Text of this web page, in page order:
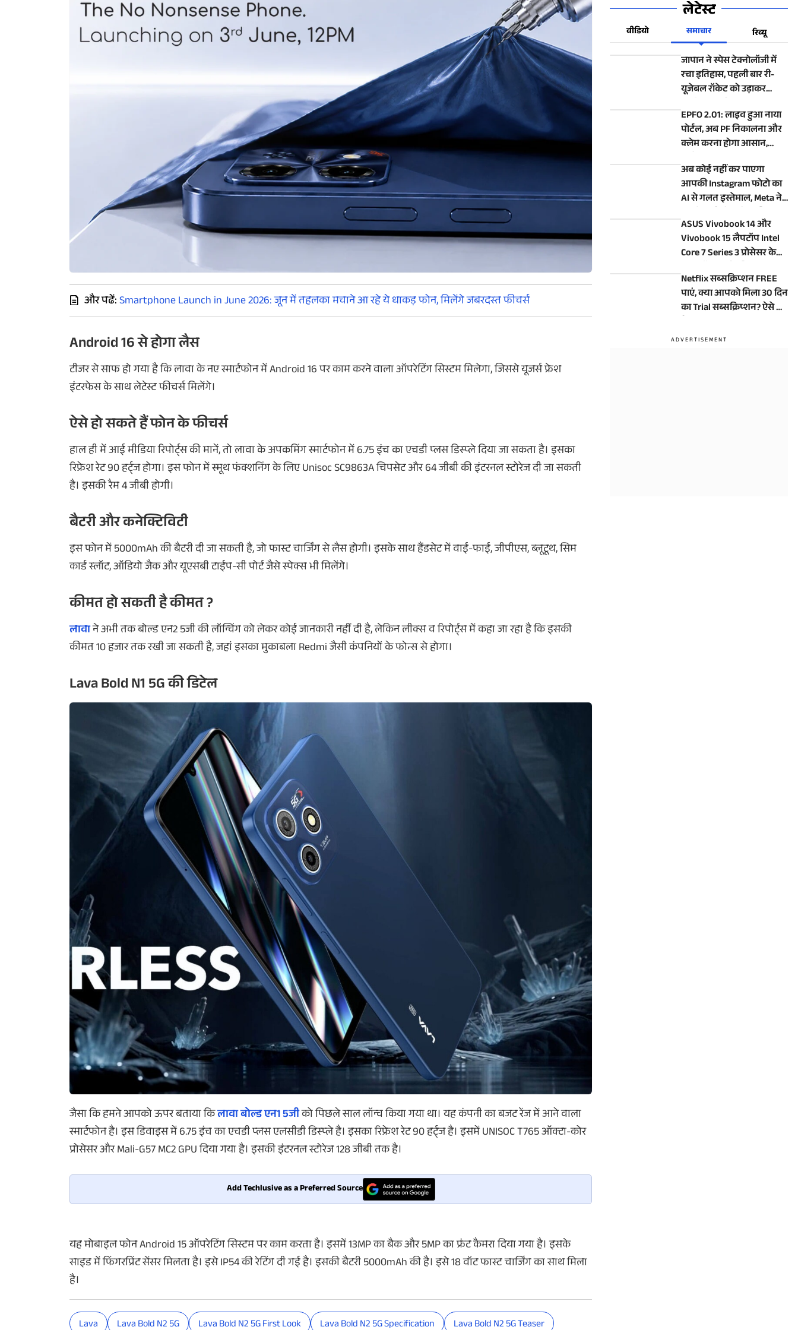
और पढें:Smartphone Launch in June 2026: जून में तहलका मचाने आ रहे ये धाकड़ फोन, मिलेंगे जबरदस्त फीचर्स
Android 16 से होगा लैस
टीजर से साफ हो गया है कि लावा के नए स्मार्टफोन में Android 16 पर काम करने वाला ऑपरेटिंग सिस्टम मिलेगा, जिससे यूजर्स फ्रेश
इंटरफेस के साथ लेटेस्ट फीचर्स मिलेंगे।
ऐसे हो सकते हैं फोन के फीचर्स
हाल ही में आई मीडिया रिपोर्ट्स की मानें, तो लावा के अपकमिंग स्मार्टफोन में 6.75 इंच का एचडी प्लस डिस्प्ले दिया जा सकता है। इसका
रिफ्रेश रेट 90 हर्ट्ज होगा। इस फोन में स्मूथ फंक्शनिंग के लिए Unisoc SC9863A चिपसेट और 64 जीबी की इंटरनल स्टोरेज दी जा सकती
है। इसकी रैम 4 जीबी होगी।
बैटरी और कनेक्टिविटी
इस फोन में 5000mAh की बैटरी दी जा सकती है, जो फास्ट चार्जिंग से लैस होगी। इसके साथ हैंडसेट में वाई-फाई, जीपीएस, ब्लूटूथ, सिम
कार्ड स्लॉट, ऑडियो जैक और यूएसबी टाईप-सी पोर्ट जैसे स्पेक्स भी मिलेंगे।
कीमत हो सकती है कीमत ?
लावाने अभी तक बोल्ड एन2 5जी की लॉन्चिंग को लेकर कोई जानकारी नहीं दी है, लेकिन लीक्स व रिपोर्ट्स में कहा जा रहा है कि इसकी
कीमत 10 हजार तक रखी जा सकती है, जहां इसका मुकाबला Redmi जैसी कंपनियों के फोन्स से होगा।
Lava Bold N1 5G की डिटेल
जैसा कि हमने आपको ऊपर बताया किलावा बोल्ड एन1 5जीको पिछले साल लॉन्च किया गया था। यह कंपनी का बजट रेंज में आने वाला
स्मार्टफोन है। इस डिवाइस में 6.75 इंच का एचडी प्लस एलसीडी डिस्प्ले है। इसका रिफ्रेश रेट 90 हर्ट्ज है। इसमें UNISOC T765 ऑक्टा-कोर
प्रोसेसर और Mali-G57 MC2 GPU दिया गया है। इसकी इंटरनल स्टोरेज 128 जीबी तक है।
Add Techlusive as a Preferred Source
यह मोबाइल फोन Android 15 ऑपरेटिंग सिस्टम पर काम करता है। इसमें 13MP का बैक और 5MP का फ्रंट कैमरा दिया गया है। इसके
साइड में फिंगरप्रिंट सेंसर मिलता है। इसे IP54 की रेटिंग दी गई है। इसकी बैटरी 5000mAh की है। इसे 18 वॉट फास्ट चार्जिंग का साथ मिला
है।
Lava Lava Bold N2 5G Lava Bold N2 5G First Look Lava Bold N2 5G Specification Lava Bold N2 5G Teaser
लेटेस्ट
वीडियो समाचार रिव्यू
जापान ने स्पेस टेक्नोलॉजी में
रचा इतिहास, पहली बार री-
यूजेबल रॉकेट को उड़ाकर
EPFO 2.01: लाइव हुआ नाया
पोर्टल, अब PF निकालना और
क्लेम करना होगा आसान,
अब कोई नहीं कर पाएगा
आपकी Instagram फोटो का
AI से गलत इस्तेमाल, Meta ने
ASUS Vivobook 14 और
Vivobook 15 लैपटॉप Intel
Core 7 Series 3 प्रोसेसर के
Netflix सब्सक्रिप्शन FREE
पाएं, क्या आपको मिला 30 दिन
का Trial सब्सक्रिप्शन? ऐसे करें